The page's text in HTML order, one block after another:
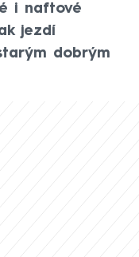
i naftové
jezdí
dobrým